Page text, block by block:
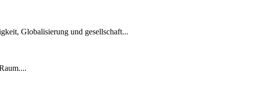
Globalisierung und gesellschaft...